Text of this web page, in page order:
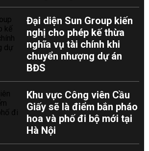
Đại diện Sun Group kiến
nghị cho phép kế thừa
nghĩa vụ tài chính khi
chuyển nhượng dự án
BĐS
Khu vực Công viên Cầu
Giấy sẽ là điểm bắn pháo
hoa và phố đi bộ mới tại
Hà Nội